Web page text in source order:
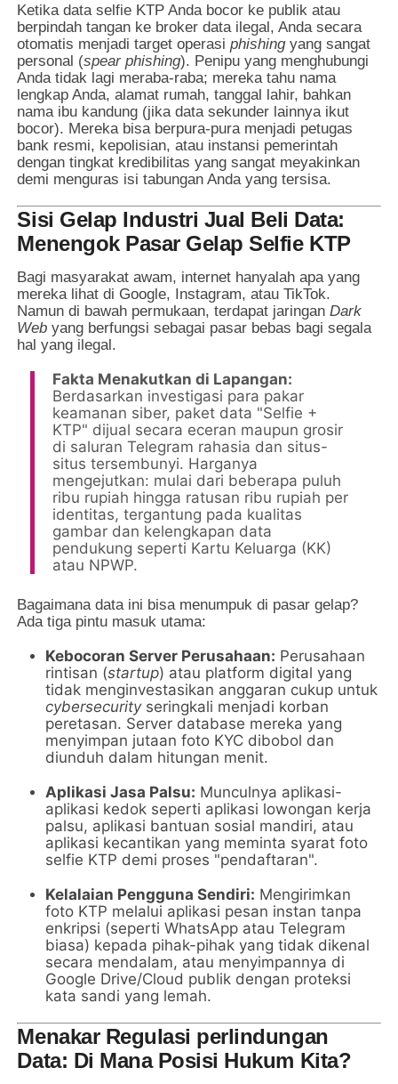
Ketika data selfie KTP Anda bocor ke publik atau
berpindah tangan ke broker data ilegal, Anda secara
otomatis menjadi target operasiphishingyang sangat
personal (spear phishing). Penipu yang menghubungi
Anda tidak lagi meraba-raba; mereka tahu nama
lengkap Anda, alamat rumah, tanggal lahir, bahkan
nama ibu kandung (jika data sekunder lainnya ikut
bocor). Mereka bisa berpura-pura menjadi petugas
bank resmi, kepolisian, atau instansi pemerintah
dengan tingkat kredibilitas yang sangat meyakinkan
demi menguras isi tabungan Anda yang tersisa.
Sisi Gelap Industri Jual Beli Data:
Menengok Pasar Gelap Selfie KTP
Bagi masyarakat awam, internet hanyalah apa yang
mereka lihat di Google, Instagram, atau TikTok.
Namun di bawah permukaan, terdapat jaringanDark
Web yang berfungsi sebagai pasar bebas bagi segala
hal yang ilegal.
Fakta Menakutkan di Lapangan:
Berdasarkan investigasi para pakar
keamanan siber, paket data "Selfie +
KTP" dijual secara eceran maupun grosir
di saluran Telegram rahasia dan situs-
situs tersembunyi. Harganya
mengejutkan: mulai dari beberapa puluh
ribu rupiah hingga ratusan ribu rupiah per
identitas, tergantung pada kualitas
gambar dan kelengkapan data
pendukung seperti Kartu Keluarga (KK)
atau NPWP.
Bagaimana data ini bisa menumpuk di pasar gelap?
Ada tiga pintu masuk utama:
Kebocoran Server Perusahaan: Perusahaan
rintisan (startup) atau platform digital yang
tidak menginvestasikan anggaran cukup untuk
cybersecurityseringkali menjadi korban
peretasan. Server database mereka yang
menyimpan jutaan foto KYC dibobol dan
diunduh dalam hitungan menit.
Aplikasi Jasa Palsu: Munculnya aplikasi-
aplikasi kedok seperti aplikasi lowongan kerja
palsu, aplikasi bantuan sosial mandiri, atau
aplikasi kecantikan yang meminta syarat foto
selfie KTP demi proses "pendaftaran".
Kelalaian Pengguna Sendiri: Mengirimkan
foto KTP melalui aplikasi pesan instan tanpa
enkripsi (seperti WhatsApp atau Telegram
biasa) kepada pihak-pihak yang tidak dikenal
secara mendalam, atau menyimpannya di
Google Drive/Cloud publik dengan proteksi
kata sandi yang lemah.
Menakar Regulasi perlindungan
Data: Di Mana Posisi Hukum Kita?